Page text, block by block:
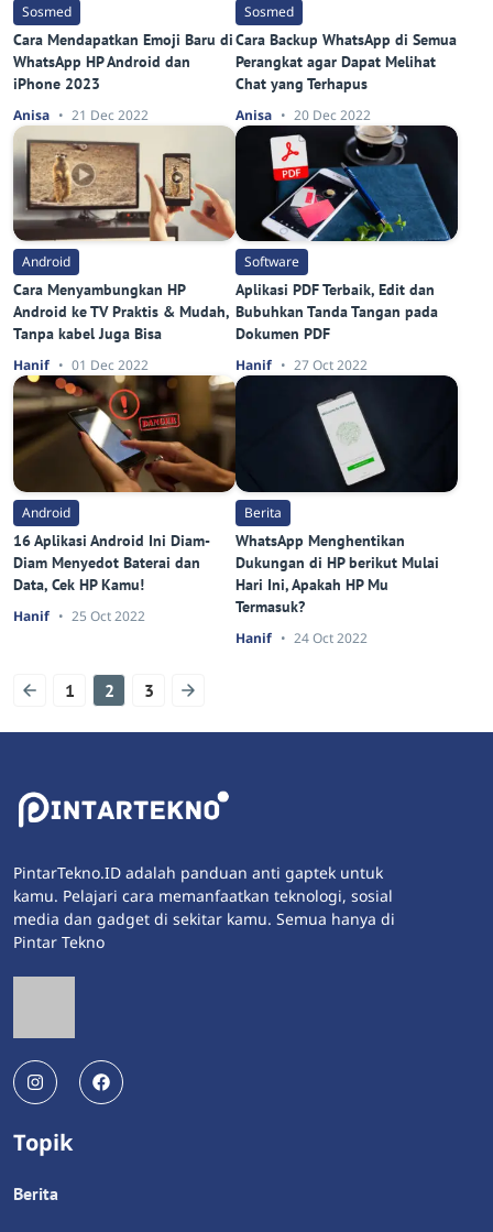
Sosmed
Cara Mendapatkan Emoji Baru di
WhatsApp HP Android dan
iPhone 2023
Anisa 21 Dec 2022
Sosmed
Cara Backup WhatsApp di Semua
Perangkat agar Dapat Melihat
Chat yang Terhapus
Anisa 20 Dec 2022
Android
Cara Menyambungkan HP
Android ke TV Praktis & Mudah,
Tanpa kabel Juga Bisa
Hanif 01 Dec 2022
Software
Aplikasi PDF Terbaik, Edit dan
Bubuhkan Tanda Tangan pada
Dokumen PDF
Hanif 27 Oct 2022
Android
16 Aplikasi Android Ini Diam-
Diam Menyedot Baterai dan
Data, Cek HP Kamu!
Hanif 25 Oct 2022
Berita
WhatsApp Menghentikan
Dukungan di HP berikut Mulai
Hari Ini, Apakah HP Mu
Termasuk?
Hanif 24 Oct 2022
1 2 3
PintarTekno.ID adalah panduan anti gaptek untuk
kamu. Pelajari cara memanfaatkan teknologi, sosial
media dan gadget di sekitar kamu. Semua hanya di
Pintar Tekno
Topik
Berita